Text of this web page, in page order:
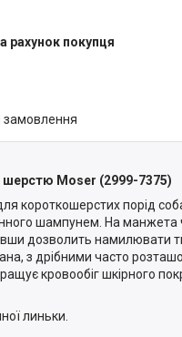
рахунок покупця
замовлення
шерстю Moser (2999-7375)
короткошерстих порід
шампунем. На манжета
дозволить намилювати
з дрібними часто
кровообіг шкірного
линьки.